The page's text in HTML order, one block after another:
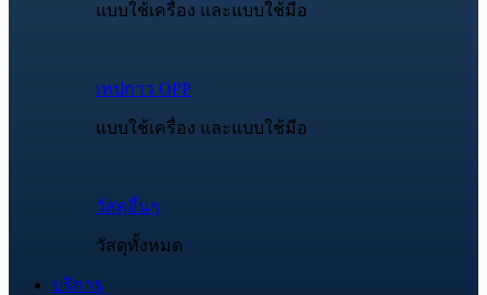
แบบใช้เครื่อง และแบบใช้มือ
เทปกาว OPP
แบบใช้เครื่อง และแบบใช้มือ
วัสดุอื่นๆ
วัสดุทั้งหมด
บริการ